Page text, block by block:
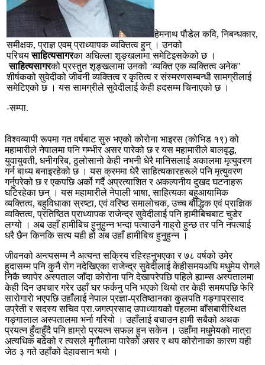
हेमनाथ पौडेल कवि, निबन्धकार,
समीक्षक, प्राज्ञ एवम् प्राध्यापक व्यक्तित्व हुन् । उनको
परिचयसाहित्यसागरका अघिल्ला शृङ्खलामा समेटिइसकेको छ ।
साहित्यसागरको प्रस्तुत शृङ्खलामा उनको ‘व्यक्ति एक व्यक्तित्व अनेक’
शीर्षकको सुवेदीको जीवनी व्यक्तित्व र कृतित्व र संस्मरणसम्बन्धी सामग्रीलाई
समेटिएको छ । यस सामग्रीले सुवेदीलाई केही हदसम्म चिनाएको छ ।
-सम्पा.
विश्वव्यापी रूपमा गत वर्षबाट सुरु भएको कोरोना भाइरस (कोभिड १९) को
महामारीले नेपालमा पनि गम्भीर असर पारेको छ र यस महामारीले बालवृद्ध,
युवायुवती, धनीगरिब, ठुलोसानो केही नभनी धेरै मानिसलाई अकालमा मृत्युवरण
गर्न बाध्य बनाइरहेको छ । यस क्रममा धेरै साहित्यकारहरूले पनि मृत्युवरण
गर्नुपरेको छ र एकपछि अर्को गर्दै अप्रत्याशित र अकल्पनीय दुखद घटनाहरू
घटिरहेका छन् । यस महामारीले नेपाली भाषा, साहित्यका बहुआयामिक
व्यक्तित्व, बहुविधाका स्रष्टा, एवं वरिष्ठ समालोचक, उच्च बौद्धिक एवं प्राज्ञिक
व्यक्तित्व, प्रतिष्ठित प्राध्यापक राजेन्द्र सुवेदीलाई पनि हामीबिचबाट चुडेर
लग्यो । अब उहाँ हामीबिच हुनुहुन्न भन्दा पत्याउनै गाह्रो हुन्छ तर पनि नपत्याई
धरै छैन किनकि सत्य यही हो अब उहाँ हामीबिच हुनुहुन्न ।
जीवनको अन्त्यसम्म नै अत्यन्त सक्रिय रहिरहनुभएका र ७८ वर्षको उमेर
हुदासम्म पनि कुनै रोग नदेखिएका राजेन्द्र सुवेदीलाई केहीसमयअघि मधुमेय रोगले
निकै च्यापेर अस्पताल जाँदा कोरोना पनि देखापरेपछि पहिले ह्याम्स अस्पतालमा
केही दिन उपचार गरेर उहाँ घर फर्कनु पनि भएको थियो तर केही समयपछि फेरि
सारोगारो भएपछि उहाँलाई नेपाल प्रज्ञा-प्रतिष्ठानका कुलपति गङ्गाप्रसाद
उप्रेती र सदस्य सचिव प्रा.जगत्प्रसाद उपाध्यायको पहलमा बाँसबारीस्थित
गङ्गालाल अस्पतालमा भर्ना गरियो । उहाँलाई बचाउन हामी सबैको अथक
प्रयत्न हुँदाहुँदै पनि हाम्रो प्रयत्न सफल हुन सकेन । उहाँमा मधुमेयको मात्रा
अत्यधिक बढेको र त्यसले मृगौलामा पारेको असर र थप कोरोनाका कारण यही
जेठ ३ गते उहाँको देहावसान भयो ।